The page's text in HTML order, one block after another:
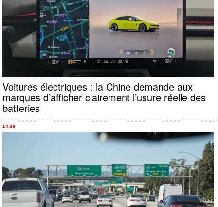
Voitures électriques : la Chine demande aux
marques d’afficher clairement l’usure réelle des
batteries
14:36